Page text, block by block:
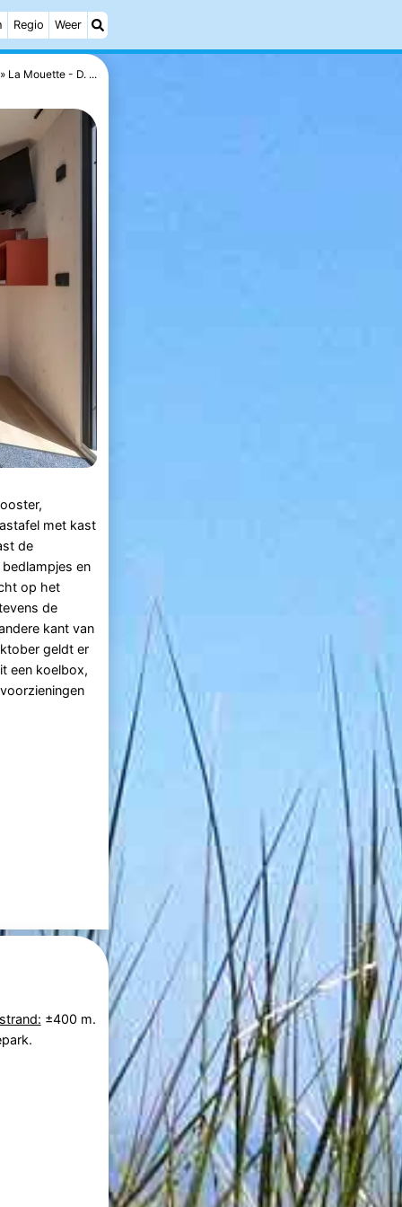
Regio Weer
La Mouette - D. ...
met kast
de
en
op het
de
kant van
geldt er
een koelbox,
±400 m.